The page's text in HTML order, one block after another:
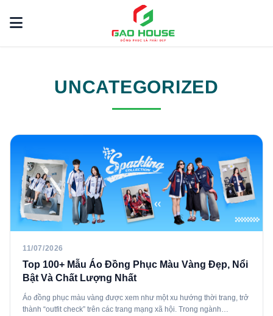
UNCATEGORIZED
11/07/2026
Top 100+ Mẫu Áo Đồng Phục Màu Vàng Đẹp, Nổi
Bật Và Chất Lượng Nhất
Áo đồng phục màu vàng được xem như một xu hướng thời trang, trở
thành “outfit check” trên các trang mạng xã hội. Trong ngành…